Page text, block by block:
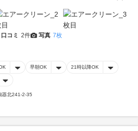
口コミ 2件 写真 7枚
早朝OK 21時以降OK
器北241-2-35